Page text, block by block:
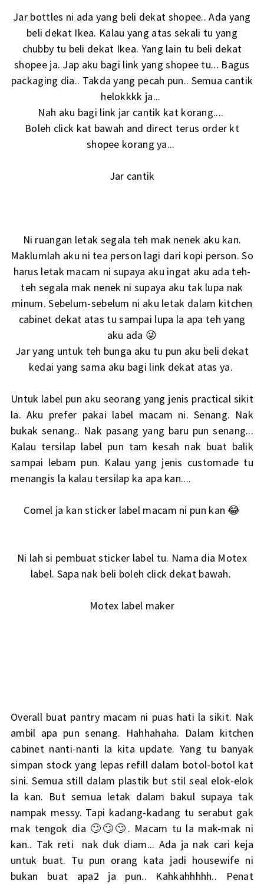
Jar bottles ni ada yang beli dekat shopee.. Ada yang
beli dekat Ikea. Kalau yang atas sekali tu yang
chubby tu beli dekat Ikea. Yang lain tu beli dekat
shopee ja. Jap aku bagi link yang shopee tu... Bagus
packaging dia.. Takda yang pecah pun.. Semua cantik
helokkkk ja...
Nah aku bagi link jar cantik kat korang....
Boleh click kat bawah and direct terus order kt
shopee korang ya...
Jar cantik
Ni ruangan letak segala teh mak nenek aku kan.
Maklumlah aku ni tea person lagi dari kopi person. So
harus letak macam ni supaya aku ingat aku ada teh-
teh segala mak nenek ni supaya aku tak lupa nak
minum. Sebelum-sebelum ni aku letak dalam kitchen
cabinet dekat atas tu sampai lupa la apa teh yang
aku ada 😜
Jar yang untuk teh bunga aku tu pun aku beli dekat
kedai yang sama aku bagi link dekat atas ya.
Untuk label pun aku seorang yang jenis practical sikit
la. Aku prefer pakai label macam ni. Senang. Nak
bukak senang.. Nak pasang yang baru pun senang...
Kalau tersilap label pun tam kesah nak buat balik
sampai lebam pun. Kalau yang jenis customade tu
menangis la kalau tersilap ka apa kan....
Comel ja kan sticker label macam ni pun kan 😂
Ni lah si pembuat sticker label tu. Nama dia Motex
label. Sapa nak beli boleh click dekat bawah.
Motex label maker
Overall buat pantry macam ni puas hati la sikit. Nak
ambil apa pun senang. Hahhahaha. Dalam kitchen
cabinet nanti-nanti la kita update. Yang tu banyak
simpan stock yang lepas refill dalam botol-botol kat
sini. Semua still dalam plastik but stil seal elok-elok
la kan. But semua letak dalam bakul supaya tak
nampak messy. Tapi kadang-kadang tu serabut gak
mak tengok dia 🙄🙄🙄. Macam tu la mak-mak ni
kan.. Tak reti nak duk diam... Ada ja nak cari keja
untuk buat. Tu pun orang kata jadi housewife ni
bukan buat apa2 ja pun.. Kahkahhhhh.. Penat